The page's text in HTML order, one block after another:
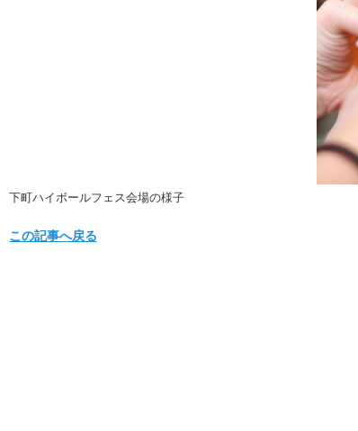
下町ハイボールフェス会場の様子
この記事へ戻る